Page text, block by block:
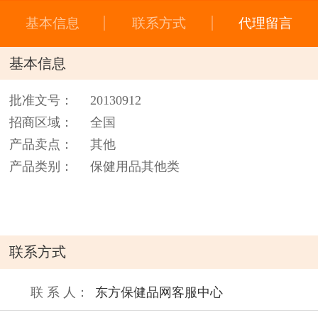
基本信息 联系方式 代理留言
基本信息
批准文号：
20130912
招商区域：
全国
产品卖点：
其他
产品类别：
保健用品其他类
联系方式
联 系 人： 东方保健品网客服中心